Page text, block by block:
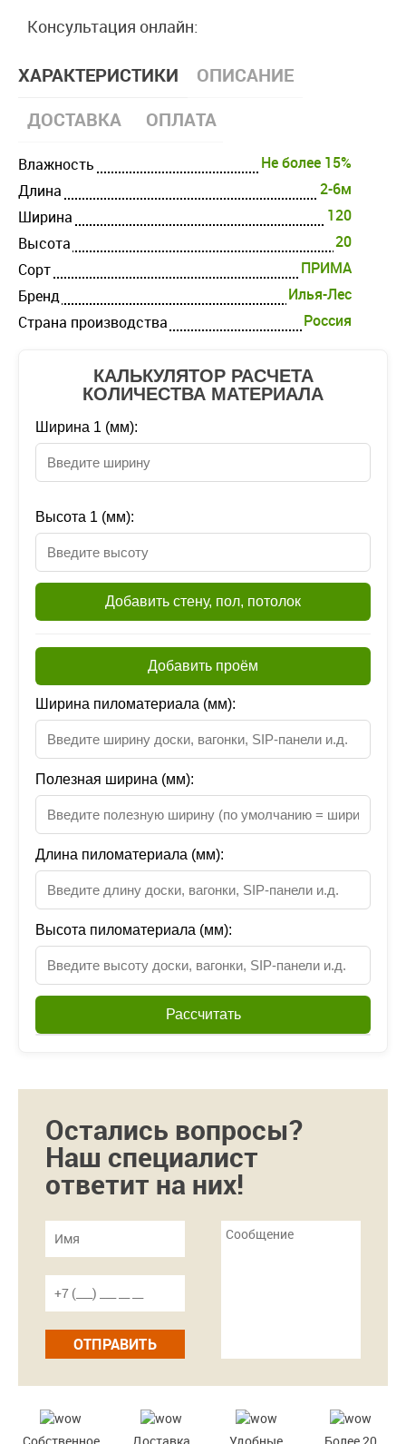
Консультация онлайн:
ХАРАКТЕРИСТИКИ
ОПИСАНИЕ
ДОСТАВКА
ОПЛАТА
Влажность
Не более 15%
Длина
2-6м
Ширина
120
Высота
20
Cорт
ПРИМА
Бренд
Илья-Лес
Страна производства
Россия
КАЛЬКУЛЯТОР РАСЧЕТА
КОЛИЧЕСТВА МАТЕРИАЛА
Ширина 1 (мм):
Высота 1 (мм):
Добавить стену, пол, потолок
Добавить проём
Ширина пиломатериала (мм):
Полезная ширина (мм):
Длина пиломатериала (мм):
Высота пиломатериала (мм):
Рассчитать
Остались вопросы?
Наш специалист
ответит на них!
ОТПРАВИТЬ